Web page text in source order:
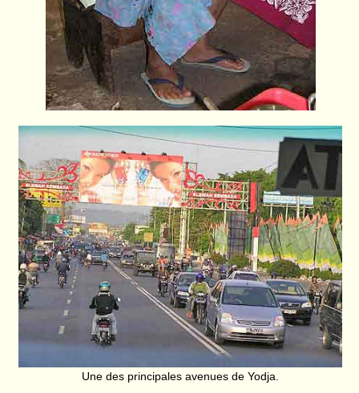
Une des principales avenues de Yodja.